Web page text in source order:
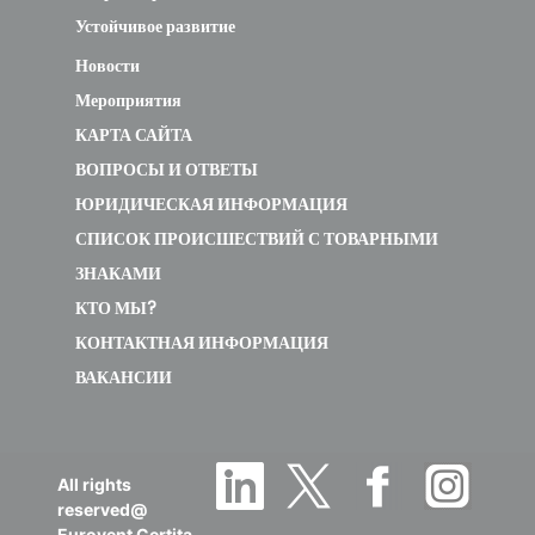
Устойчивое развитие
Новости
Мероприятия
КАРТА САЙТА
ВОПРОСЫ И ОТВЕТЫ
ЮРИДИЧЕСКАЯ ИНФОРМАЦИЯ
СПИСОК ПРОИСШЕСТВИЙ С ТОВАРНЫМИ
ЗНАКАМИ
КТО МЫ?
КОНТАКТНАЯ ИНФОРМАЦИЯ
ВАКАНСИИ
All rights
reserved@